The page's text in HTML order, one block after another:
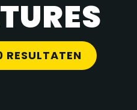
RESULTATEN